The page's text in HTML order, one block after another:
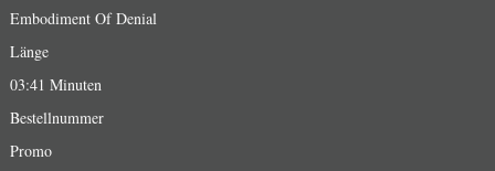
Embodiment Of Denial
Länge
03:41 Minuten
Bestellnummer
Promo